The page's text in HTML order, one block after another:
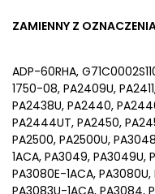
ZAMIENNY Z
ADP-60RHA,
1750-08, PA2409U,
PA2438U, PA2440,
PA2444UT, PA2450,
PA2500, PA2500U,
1ACA, PA3049, PA3049U,
PA3080E-1ACA,